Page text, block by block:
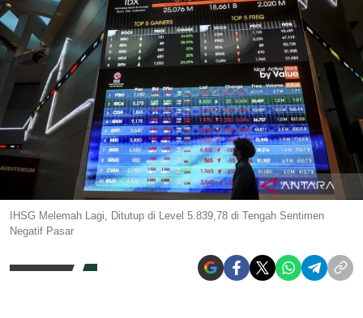
IHSG Melemah Lagi, Ditutup di Level 5.839,78 di Tengah Sentimen
Negatif Pasar